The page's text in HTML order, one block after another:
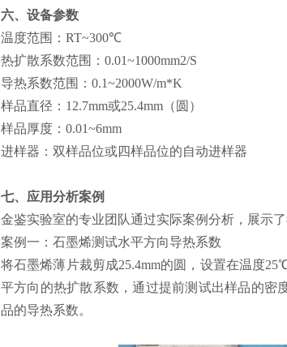
六、设备参数
温度范围：RT~300℃
热扩散系数范围：0.01~1000mm2/S
导热系数范围：0.1~2000W/m*K
样品直径：12.7mm或25.4mm（圆）
样品厚度：0.01~6mm
进样器：双样品位或四样品位的自动进样器
七、应用分析案例
金鉴实验室的专业团队通过实际案例分析，展示
案例一：石墨烯测试水平方向导热系数
将石墨烯薄片裁剪成25.4mm的圆，设置在温度
平方向的热扩散系数，通过提前测试出样品的密
品的导热系数。